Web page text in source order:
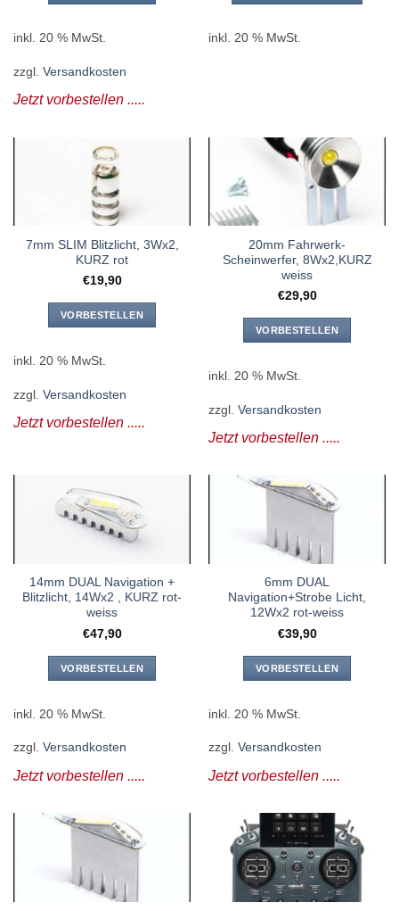
inkl. 20 % MwSt.
zzgl. Versandkosten
Jetzt vorbestellen .....
inkl. 20 % MwSt.
7mm SLIM Blitzlicht, 3Wx2,
KURZ rot
€19,90
VORBESTELLEN
inkl. 20 % MwSt.
zzgl. Versandkosten
Jetzt vorbestellen .....
20mm Fahrwerk-
Scheinwerfer, 8Wx2,KURZ
weiss
€29,90
VORBESTELLEN
inkl. 20 % MwSt.
zzgl. Versandkosten
Jetzt vorbestellen .....
14mm DUAL Navigation +
Blitzlicht, 14Wx2 , KURZ rot-
weiss
€47,90
VORBESTELLEN
inkl. 20 % MwSt.
zzgl. Versandkosten
Jetzt vorbestellen .....
6mm DUAL
Navigation+Strobe Licht,
12Wx2 rot-weiss
€39,90
VORBESTELLEN
inkl. 20 % MwSt.
zzgl. Versandkosten
Jetzt vorbestellen .....